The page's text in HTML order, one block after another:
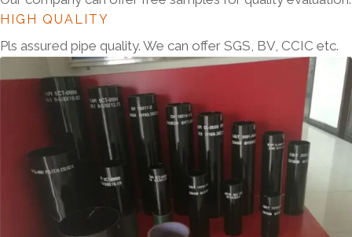
HIGH QUALITY
Pls assured pipe quality. We can offer SGS, BV, CCIC etc.